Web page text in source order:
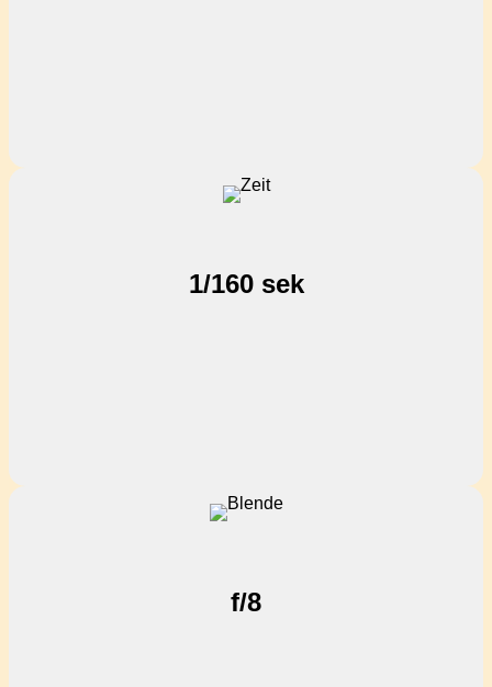
1/160 sek
f/8